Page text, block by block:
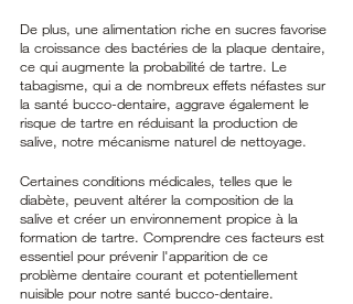
De plus, une alimentation riche en sucres favorise
la croissance des bactéries de la plaque dentaire,
ce qui augmente la probabilité de tartre. Le
tabagisme, qui a de nombreux effets néfastes sur
la santé bucco-dentaire, aggrave également le
risque de tartre en réduisant la production de
salive, notre mécanisme naturel de nettoyage.
Certaines conditions médicales, telles que le
diabète, peuvent altérer la composition de la
salive et créer un environnement propice à la
formation de tartre. Comprendre ces facteurs est
essentiel pour prévenir l'apparition de ce
problème dentaire courant et potentiellement
nuisible pour notre santé bucco-dentaire.